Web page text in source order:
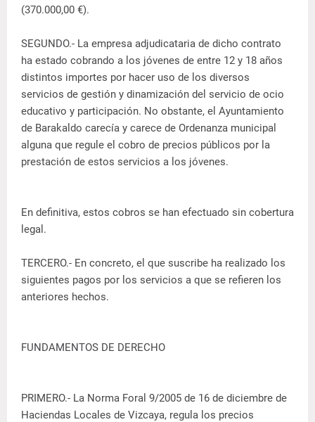
(370.000,00 €).
SEGUNDO.- La empresa adjudicataria de dicho contrato
ha estado cobrando a los jóvenes de entre 12 y 18 años
distintos importes por hacer uso de los diversos
servicios de gestión y dinamización del servicio de ocio
educativo y participación. No obstante, el Ayuntamiento
de Barakaldo carecía y carece de Ordenanza municipal
alguna que regule el cobro de precios públicos por la
prestación de estos servicios a los jóvenes.
En definitiva, estos cobros se han efectuado sin cobertura
legal.
TERCERO.- En concreto, el que suscribe ha realizado los
siguientes pagos por los servicios a que se refieren los
anteriores hechos.
FUNDAMENTOS DE DERECHO
PRIMERO.- La Norma Foral 9/2005 de 16 de diciembre de
Haciendas Locales de Vizcaya, regula los precios